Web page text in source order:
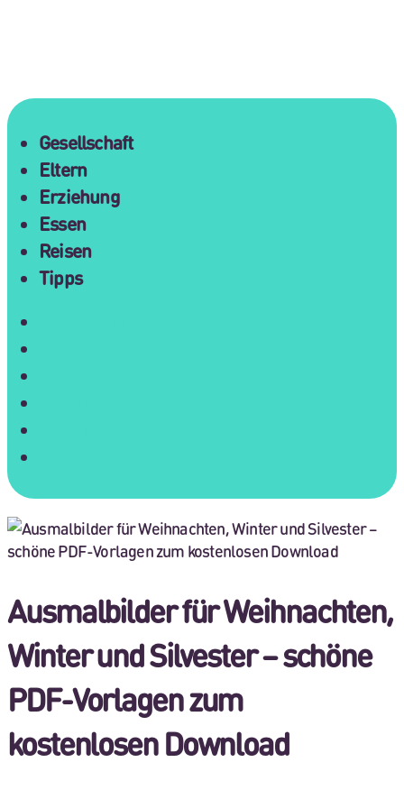
Gesellschaft
Eltern
Erziehung
Essen
Reisen
Tipps
Ausmalbilder für Weihnachten,
Winter und Silvester – schöne
PDF-Vorlagen zum
kostenlosen Download